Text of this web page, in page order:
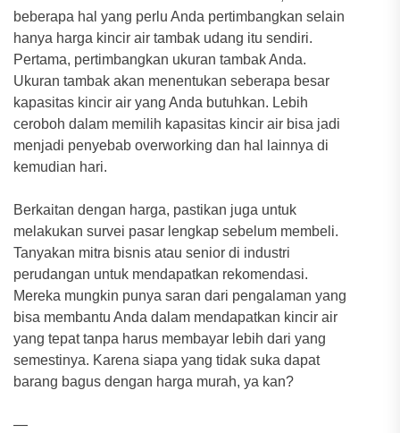
beberapa hal yang perlu Anda pertimbangkan selain
hanya harga kincir air tambak udang itu sendiri.
Pertama, pertimbangkan ukuran tambak Anda.
Ukuran tambak akan menentukan seberapa besar
kapasitas kincir air yang Anda butuhkan. Lebih
ceroboh dalam memilih kapasitas kincir air bisa jadi
menjadi penyebab overworking dan hal lainnya di
kemudian hari.
Berkaitan dengan harga, pastikan juga untuk
melakukan survei pasar lengkap sebelum membeli.
Tanyakan mitra bisnis atau senior di industri
perudangan untuk mendapatkan rekomendasi.
Mereka mungkin punya saran dari pengalaman yang
bisa membantu Anda dalam mendapatkan kincir air
yang tepat tanpa harus membayar lebih dari yang
semestinya. Karena siapa yang tidak suka dapat
barang bagus dengan harga murah, ya kan?
—